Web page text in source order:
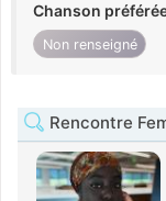
Chanson
Non renseigné
Rencontre